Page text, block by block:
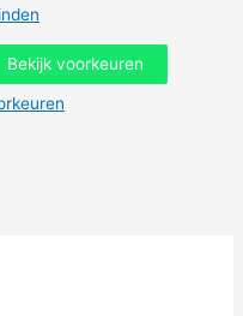
Bekijk voorkeuren